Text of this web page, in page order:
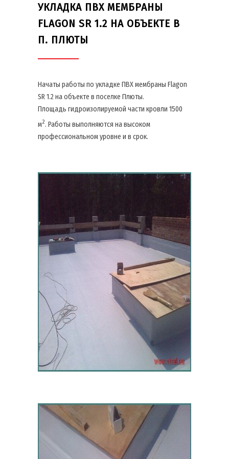
УКЛАДКА ПВХ МЕМБРАНЫ
FLAGON SR 1.2 НА ОБЪЕКТЕ В
П. ПЛЮТЫ
Начаты работы по укладке ПВХ мембраны Flagon
SR 1.2 на объекте в поселке Плюты.
Площадь гидроизолируемой части кровли 1500
м2. Работы выполняются на высоком
профессиональном уровне и в срок.